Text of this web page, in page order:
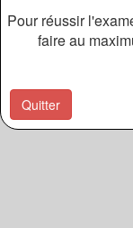
Pour réussir
faire au
Quitter